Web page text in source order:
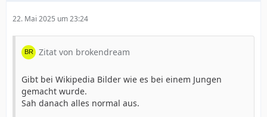
22. Mai 2025 um 23:24
Zitat von brokendream
Gibt bei Wikipedia Bilder wie es bei einem Jungen
gemacht wurde.
Sah danach alles normal aus.